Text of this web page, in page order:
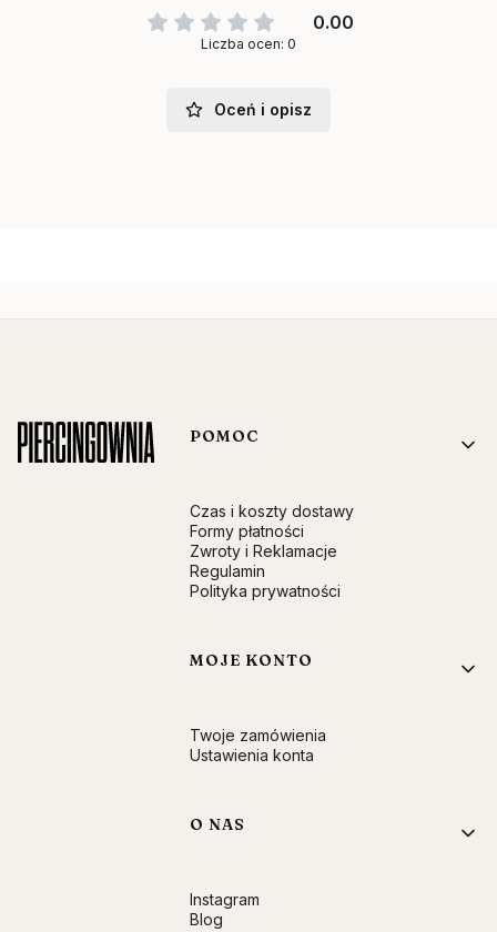
0.00
Liczba ocen: 0
Oceń i opisz
Linki w stopce
POMOC
Czas i koszty dostawy
Formy płatności
Zwroty i Reklamacje
Regulamin
Polityka prywatności
MOJE KONTO
Twoje zamówienia
Ustawienia konta
O NAS
Instagram
Blog